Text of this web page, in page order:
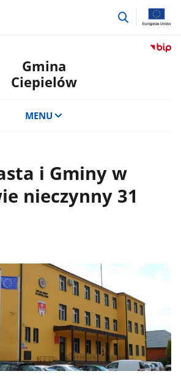
przejdź
Przejdź
Gmina
Ciepielów
MENU
i Gminy w
nieczynny 31